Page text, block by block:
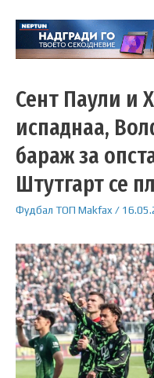
Сент Паули и
испаднаа,
бараж за
Штутгарт се
Фудбал ТОП Makfax /